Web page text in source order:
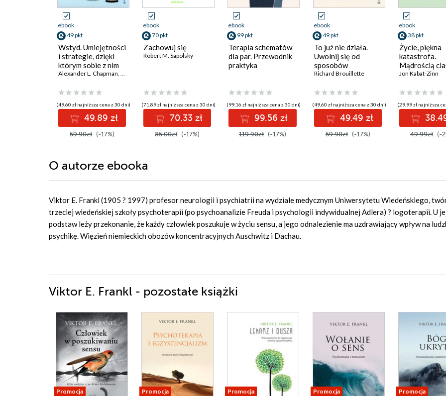
ebook
49 pkt
Wstyd. Umiejętności
i strategie, dzięki
którym sobie z nim
poradzisz
Alexander L. Chapman, Kim L. Gratz
(49,60 zł najniższa cena z 30 dni)
49.89 zł
59.90zł (-17%)
ebook
70 pkt
Zachowuj się
Robert M. Sapolsky
(71,89 zł najniższa cena z 30 dni)
70.33 zł
85.00zł (-17%)
ebook
99 pkt
Terapia schematów
dla par. Przewodnik
praktyka
(99,16 zł najniższa cena z 30 dni)
99.56 zł
119.90zł (-17%)
ebook
49 pkt
To już nie działa.
Uwolnij się od
sposobów
postępowania, które
dziś ci szkodzą
Richard Brouillette
(49,60 zł najniższa cena z 30 dni)
49.49 zł
59.90zł (-17%)
ebook
38 pkt
Życie, piękna
katastrofa.
Mądrością
umysłu możesz
choroby i ból
Jon Kabat-Zinn
(29,99 zł najniższa
49.99zł (-
O autorze ebooka
Viktor E. Frankl (1905 ? 1997) profesor neurologii i psychiatrii na wydziale medycznym Uniwersytetu Wiedeńskiego,
trzeciej wiedeńskiej szkoły psychoterapii (po psychoanalizie Freuda i psychologii indywidualnej Adlera) ? logoterapii. U
podstaw leży przekonanie, że każdy człowiek poszukuje w życiu sensu, a jego odnalezienie ma uzdrawiający wpływ na
psychikę. Więzień niemieckich obozów koncentracyjnych Auschwitz i Dachau.
Viktor E. Frankl - pozostałe książki
Promocja Promocja Promocja Promocja Promocja